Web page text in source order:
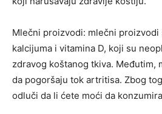
Mlečni proizvodi: mlečni proizvodi
kalcijuma i vitamina D, koji su
zdravog koštanog tkiva. Međutim,
da pogoršaju tok artritisa. Zbog
odluči da li ćete moći da